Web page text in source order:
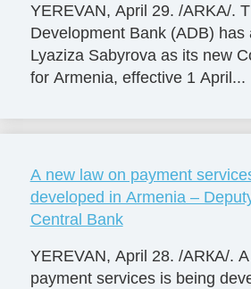
YEREVAN, April 29. /ARKA/.
Development Bank (ADB) has
Lyaziza Sabyrova as its new
for Armenia, effective 1 April...
A new law on payment
developed in Armenia –
Central Bank
YEREVAN, April 28. /ARКА/.
payment services is being